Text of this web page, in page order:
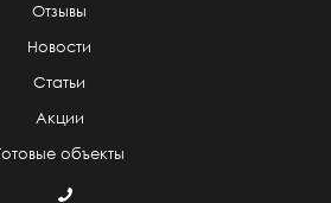
Отзывы
Новости
Статьи
Акции
объекты